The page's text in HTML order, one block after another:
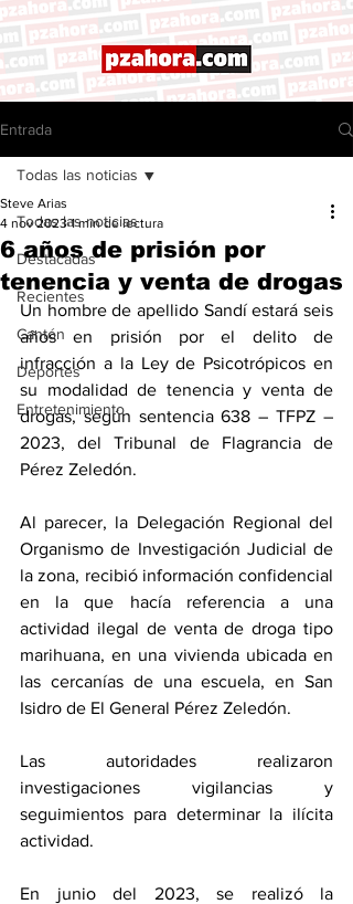
Entrada
Todas las noticias
Destacadas
Recientes
Cantón
Deportes
Entretenimiento
Todas las noticias
6 años de prisión por
tenencia y venta de drogas
Steve Arias
4 nov 2023 1 min de lectura
Un hombre de apellido Sandí estará seis
años en prisión por el delito de
infracción a la Ley de Psicotrópicos en
su modalidad de tenencia y venta de
drogas, según sentencia 638 – TFPZ –
2023, del Tribunal de Flagrancia de
Pérez Zeledón.
Al parecer, la Delegación Regional del
Organismo de Investigación Judicial de
la zona, recibió información confidencial
en la que hacía referencia a una
actividad ilegal de venta de droga tipo
marihuana, en una vivienda ubicada en
las cercanías de una escuela, en San
Isidro de El General Pérez Zeledón.
Las autoridades realizaron
investigaciones vigilancias y
seguimientos para determinar la ilícita
actividad.
En junio del 2023, se realizó la